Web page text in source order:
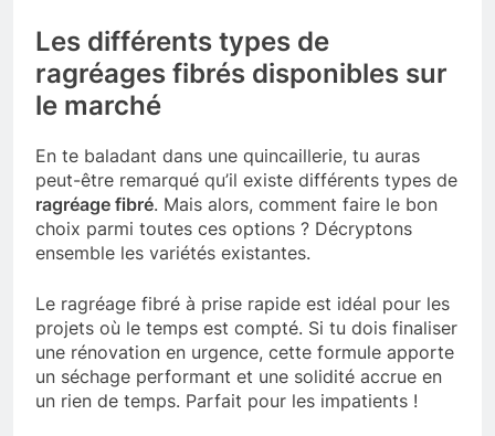
Les différents types de
ragréages fibrés disponibles sur
le marché
En te baladant dans une quincaillerie, tu auras
peut-être remarqué qu’il existe différents types de
ragréage fibré. Mais alors, comment faire le bon
choix parmi toutes ces options ? Décryptons
ensemble les variétés existantes.
Le ragréage fibré à prise rapide est idéal pour les
projets où le temps est compté. Si tu dois finaliser
une rénovation en urgence, cette formule apporte
un séchage performant et une solidité accrue en
un rien de temps. Parfait pour les impatients !